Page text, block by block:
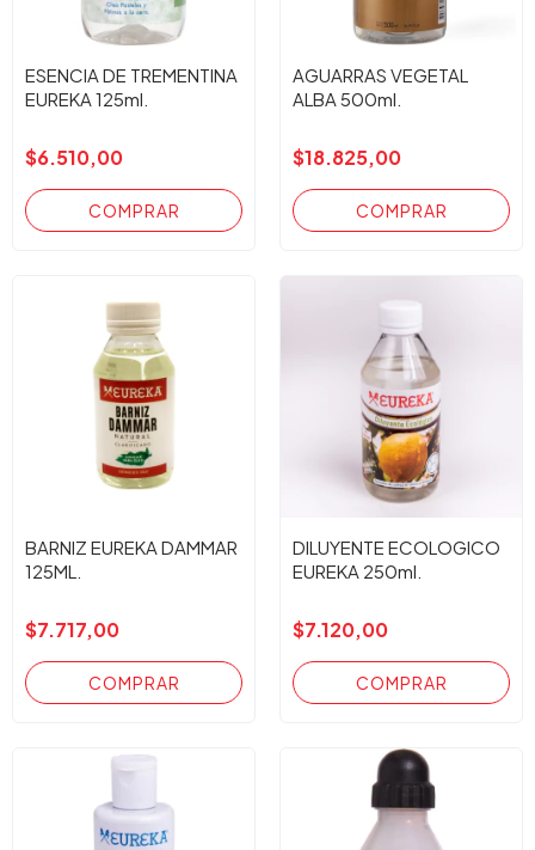
ESENCIA DE TREMENTINA
EUREKA 125ml.
$6.510,00
AGUARRAS VEGETAL
ALBA 500ml.
$18.825,00
BARNIZ EUREKA DAMMAR
125ML.
$7.717,00
DILUYENTE ECOLOGICO
EUREKA 250ml.
$7.120,00